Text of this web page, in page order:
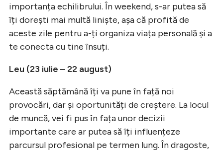
importanța echilibrului. În weekend, s-ar putea să
îți dorești mai multă liniște, așa că profită de
aceste zile pentru a-ți organiza viața personală și a
te conecta cu tine însuți.
Leu (23 iulie – 22 august)
Această săptămână îți va pune în față noi
provocări, dar și oportunități de creștere. La locul
de muncă, vei fi pus în fața unor decizii
importante care ar putea să îți influențeze
parcursul profesional pe termen lung. În dragoste,